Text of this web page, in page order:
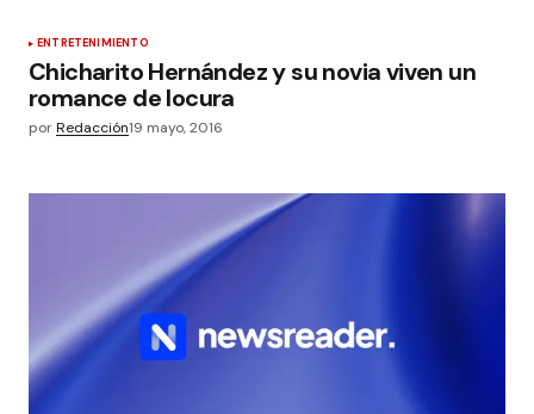
ENTRETENIMIENTO
Chicharito Hernández y su novia viven un
romance de locura
porRedacción19 mayo, 2016